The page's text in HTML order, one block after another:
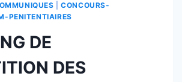
|CONCOURS-
PENITENTIAIRES
DE
DES